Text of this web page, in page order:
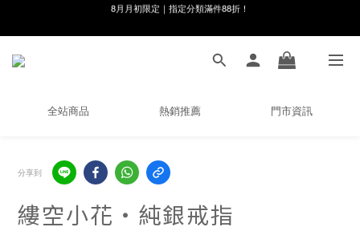
8月月初限定｜指定分類滿件88折！
🌸新會員限定🌸註冊送$100購物金
全站商品 熱銷推薦 門市資訊
分享到
縷空小花・純銀戒指